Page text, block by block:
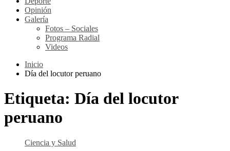
Opinión
Galería
Fotos – Sociales
Programa Radial
Videos
Inicio
Día del locutor peruano
Etiqueta: Día del locutor
peruano
Ciencia y Salud